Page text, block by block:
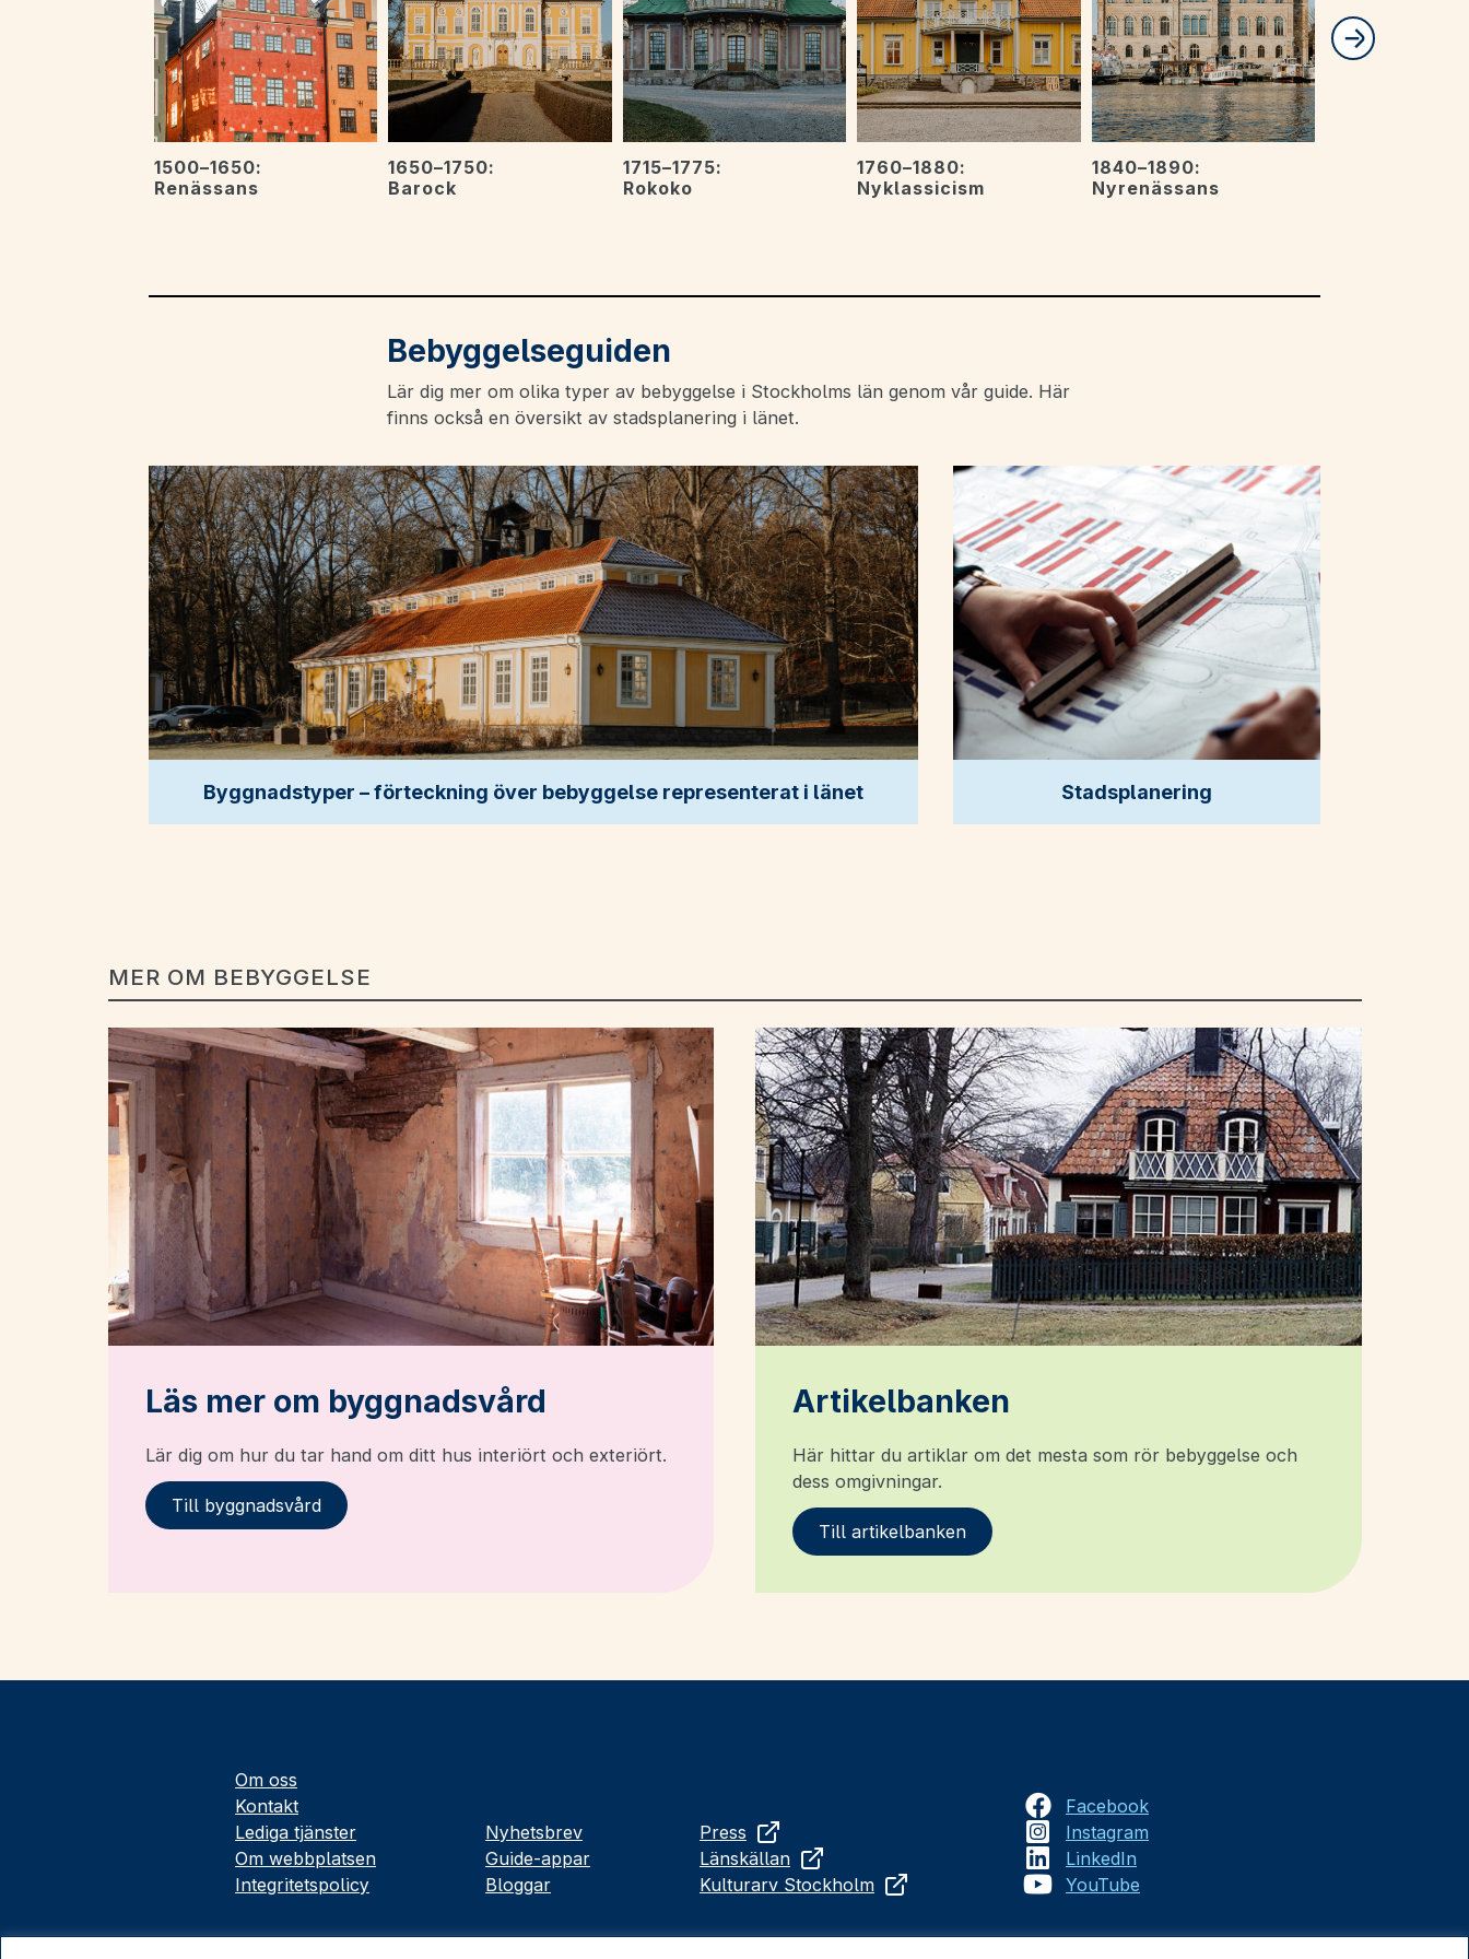
1500–1650:
Renässans
1650–1750:
Barock
1715–1775:
Rokoko
1760–1880:
Nyklassicism
1840–1890:
Nyrenässans
Bebyggelseguiden
Lär dig mer om olika typer av bebyggelse i Stockholms län genom vår guide. Här
finns också en översikt av stadsplanering i länet.
Byggnadstyper – förteckning över bebyggelse representerat i länet Stadsplanering
MER OM BEBYGGELSE
Läs mer om byggnadsvård
Lär dig om hur du tar hand om ditt hus interiört och exteriört.
Till byggnadsvård
Artikelbanken
Här hittar du artiklar om det mesta som rör bebyggelse och
dess omgivningar.
Till artikelbanken
Om oss
Kontakt
Lediga tjänster
Om webbplatsen
Integritetspolicy
Nyhetsbrev
Guide-appar
Bloggar
Press
Länskällan
Kulturarv Stockholm
Facebook
Instagram
LinkedIn
YouTube